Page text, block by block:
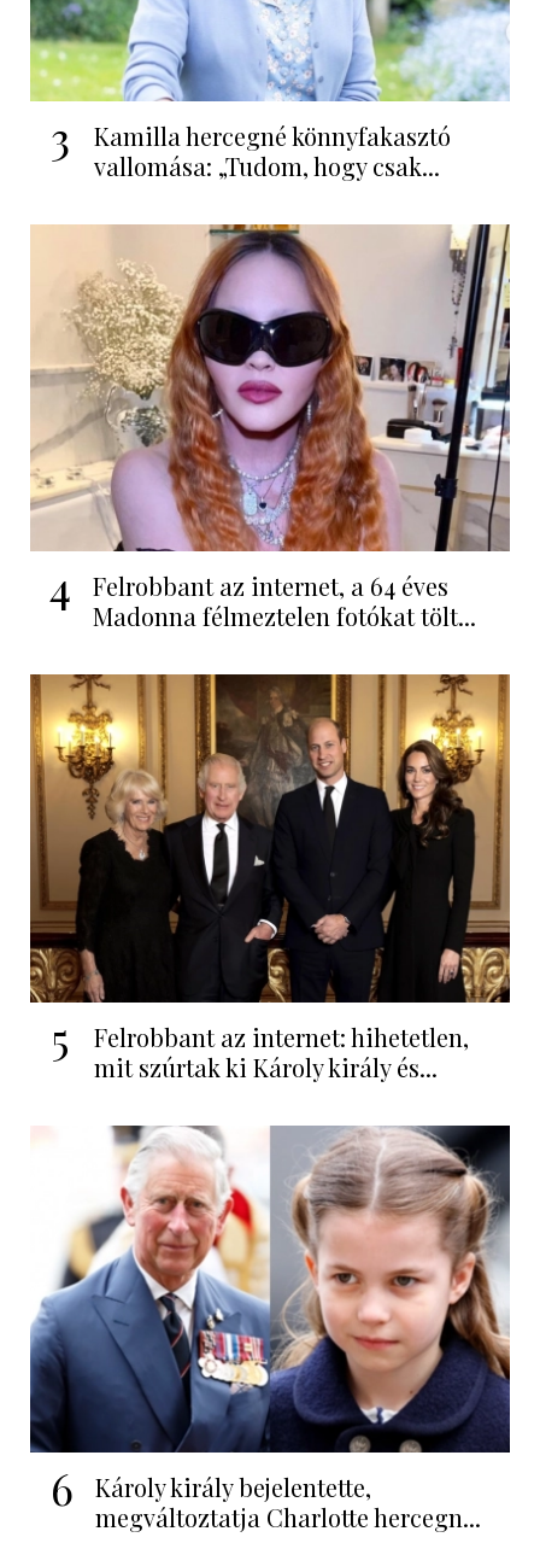
3
Kamilla hercegné könnyfakasztó
vallomása: „Tudom, hogy csak...
4
Felrobbant az internet, a 64 éves
Madonna félmeztelen fotókat tölt...
5
Felrobbant az internet: hihetetlen,
mit szúrtak ki Károly király és...
6
Károly király bejelentette,
megváltoztatja Charlotte hercegn...